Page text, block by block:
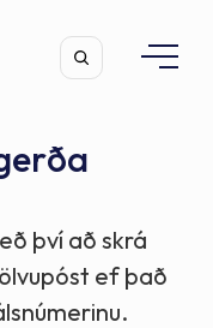
því að skrá
ef það